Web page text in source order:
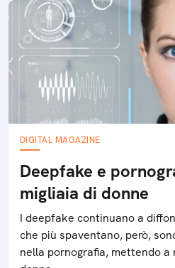
DIGITAL MAGAZINE
Deepfake e
migliaia di donne
I deepfake continuano a
che più spaventano, però,
nella pornografia, mettendo